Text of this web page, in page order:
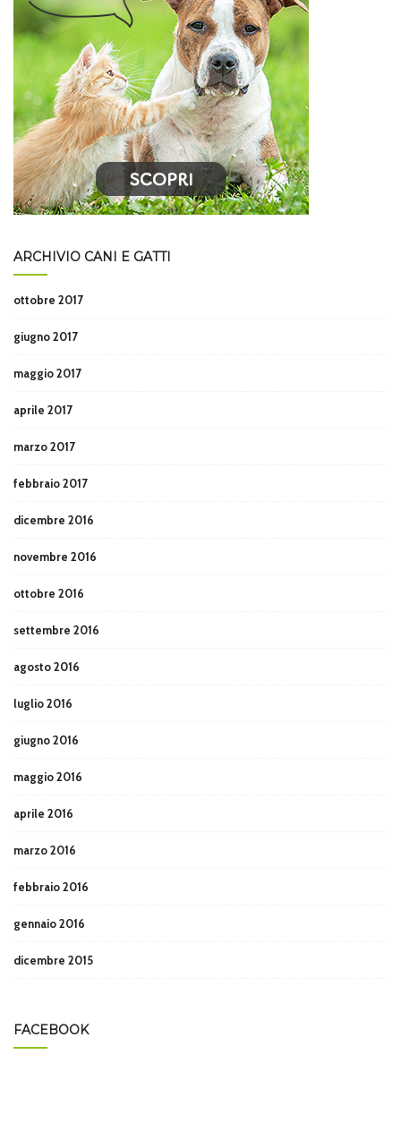
ARCHIVIO CANI E GATTI
ottobre 2017
giugno 2017
maggio 2017
aprile 2017
marzo 2017
febbraio 2017
dicembre 2016
novembre 2016
ottobre 2016
settembre 2016
agosto 2016
luglio 2016
giugno 2016
maggio 2016
aprile 2016
marzo 2016
febbraio 2016
gennaio 2016
dicembre 2015
FACEBOOK